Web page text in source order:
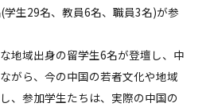
生29名、教員6名、職員3名)が参
地域出身の留学生6名が登壇し、中
がら、今の中国の若者文化や地域
、参加学生たちは、実際の中国の